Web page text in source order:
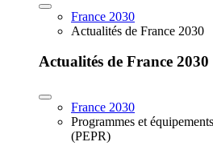
France 2030
Actualités de France 2030
Actualités de France 2030
France 2030
Programmes et
(PEPR)